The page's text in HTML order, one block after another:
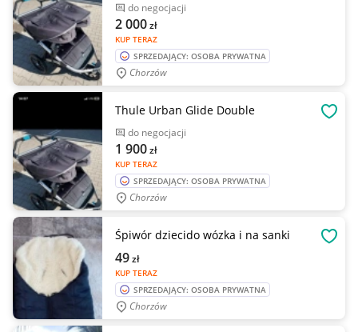
do negocjacji
KUP TERAZ
2 000zł
SPRZEDAJĄCY: OSOBA PRYWATNA
Chorzów
Thule Urban Glide Double
do negocjacji
KUP TERAZ
1 900zł
SPRZEDAJĄCY: OSOBA PRYWATNA
Chorzów
Śpiwór dziecido wózka i na sanki
KUP TERAZ
49zł
SPRZEDAJĄCY: OSOBA PRYWATNA
Chorzów